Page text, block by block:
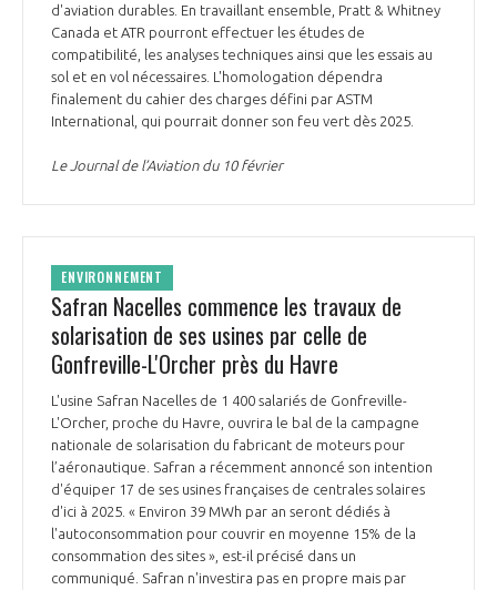
LA MÉDIATION AU-DELÀ DE LA FILIÈRE AÉRONAUTIQUE ET SPATIALE
PRENDRE CONTACT AVEC LE MÉDIATEUR DE LA FILIÈRE
LES ENJEUX
COMPÉTITIVITÉ
EMPLOI & FORMATION
ENVIRONNEMENT
INNOVATION
INTERNATIONALISATION
LES PUBLICATIONS
d'aviation durables. En travaillant ensemble, Pratt & Whitney
Canada et ATR pourront effectuer les études de
compatibilité, les analyses techniques ainsi que les essais au
sol et en vol nécessaires. L'homologation dépendra
finalement du cahier des charges défini par ASTM
International, qui pourrait donner son feu vert dès 2025.
Le Journal de l’Aviation du 10 février
ENVIRONNEMENT
Safran Nacelles commence les travaux de
solarisation de ses usines par celle de
Gonfreville-L'Orcher près du Havre
L'usine Safran Nacelles de 1 400 salariés de Gonfreville-
L'Orcher, proche du Havre, ouvrira le bal de la campagne
nationale de solarisation du fabricant de moteurs pour
l’aéronautique. Safran a récemment annoncé son intention
d'équiper 17 de ses usines françaises de centrales solaires
d'ici à 2025. « Environ 39 MWh par an seront dédiés à
l'autoconsommation pour couvrir en moyenne 15% de la
consommation des sites », est-il précisé dans un
communiqué. Safran n'investira pas en propre mais par